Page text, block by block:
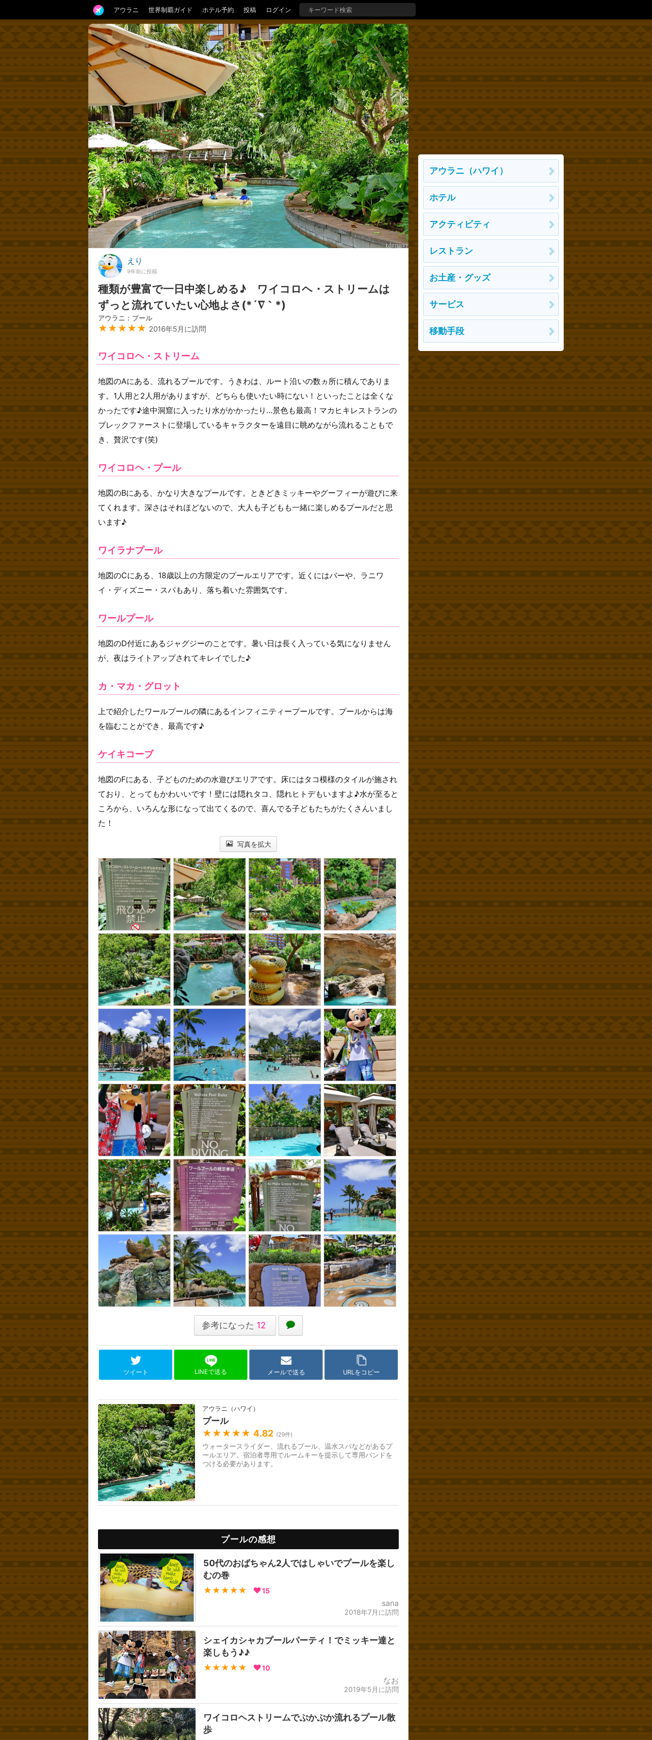
アウラニ 世界制覇ガイド ホテル予約 投稿 ログイン
えり
9年前に投稿
種類が豊富で一日中楽しめる♪ ワイコロヘ・ストリームは
ずっと流れていたい心地よさ(*´∇｀*)
アウラニ：プール
★★★★★ 2016年5月に訪問
ワイコロヘ・ストリーム
地図のAにある、流れるプールです。うきわは、ルート沿いの数ヵ所に積んでありま
す。1人用と2人用がありますが、どちらも使いたい時にない！といったことは全くな
かったです♪途中洞窟に入ったり水がかかったり…景色も最高！マカヒキレストランの
ブレックファーストに登場しているキャラクターを遠目に眺めながら流れることもで
き、贅沢です(笑)
ワイコロヘ・プール
地図のBにある、かなり大きなプールです。ときどきミッキーやグーフィーが遊びに来
てくれます。深さはそれほどないので、大人も子どもも一緒に楽しめるプールだと思
います♪
ワイラナプール
地図のCにある、18歳以上の方限定のプールエリアです。近くにはバーや、ラニワ
イ・ディズニー・スパもあり、落ち着いた雰囲気です。
ワールプール
地図のD付近にあるジャグジーのことです。暑い日は長く入っている気になりません
が、夜はライトアップされてキレイでした♪
カ・マカ・グロット
上で紹介したワールプールの隣にあるインフィニティープールです。プールからは海
を臨むことができ、最高です♪
ケイキコーブ
地図のFにある、子どものための水遊びエリアです。床にはタコ模様のタイルが施され
ており、とってもかわいいです！壁には隠れタコ、隠れヒトデもいますよ♪水が至ると
ころから、いろんな形になって出てくるので、喜んでる子どもたちがたくさんいまし
た！
写真を拡大
参考になった 12
ツイート LINEで送る メールで送る URLをコピー
アウラニ（ハワイ）
プール
★★★★★ 4.82 (29件)
ウォータースライダー、流れるプール、温水スパなどがあるプ
ールエリア。宿泊者専用でルームキーを提示して専用バンドを
つける必要があります。
プールの感想
50代のおばちゃん2人ではしゃいでプールを楽し
むの巻
★★★★★ 15
sana
2018年7月に訪問
シェイカシャカプールパーティ！でミッキー達と
楽しもう♪♪
★★★★★ 10
なお
2019年5月に訪問
ワイコロヘストリームでぷかぷか流れるプール散
歩
アウラニ（ハワイ）
ホテル
アクティビティ
レストラン
お土産・グッズ
サービス
移動手段